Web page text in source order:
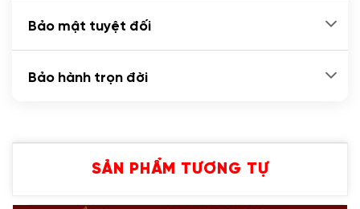
Bảo mật tuyệt đối
Bảo hành trọn đời
SẢN PHẨM TƯƠNG TỰ